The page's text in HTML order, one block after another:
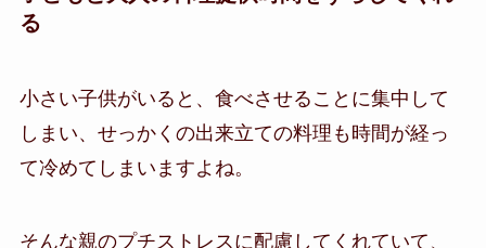
る
小さい子供がいると、食べさせることに集中して
しまい、せっかくの出来立ての料理も時間が経っ
て冷めてしまいますよね。
そんな親のプチストレスに配慮してくれていて、